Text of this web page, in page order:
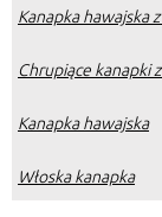
Kanapka hawajska
Chrupiące kanapki
Kanapka hawajska
Włoska kanapka